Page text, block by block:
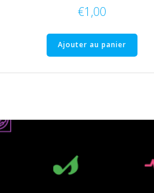
€1,00
Ajouter au panier